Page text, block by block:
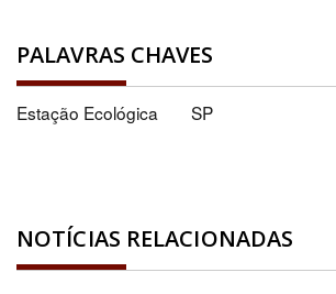
PALAVRAS CHAVES
Estação Ecológica SP
NOTÍCIAS RELACIONADAS